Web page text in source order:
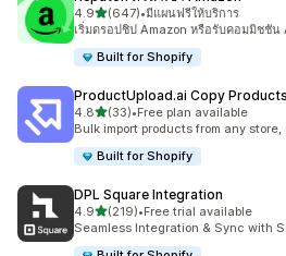
4.9เต็ม 5 ดาว
(647)
ทั้งหมด 647 รีวิว
•มีแผนฟรีให้บริการ
เริ่มดรอปชิป Amazon หรือรับคอมมิชชั
Built for Shopify
ProductUpload.ai Copy Products
4.8เต็ม 5 ดาว
(33)
ทั้งหมด 33 รีวิว
•Free plan available
Bulk import products from any
Built for Shopify
DPL Square Integration
4.9เต็ม 5 ดาว
(219)
ทั้งหมด 219 รีวิว
•Free trial available
Seamless Integration & Sync with